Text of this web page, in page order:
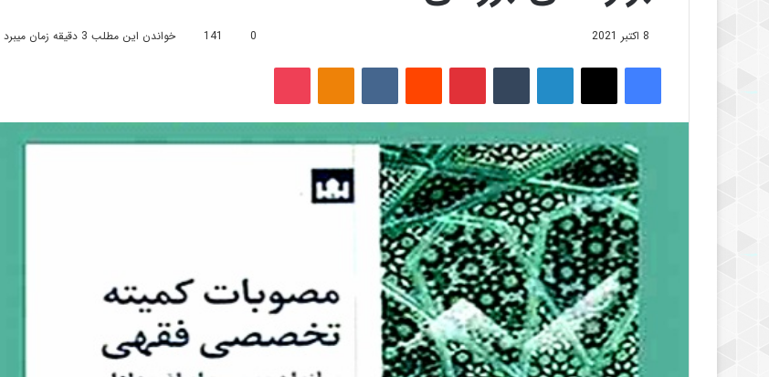
8 اکتبر 2021 0
141 خواندن این مطلب 3 دقیقه زمان میبرد
فیس بوک لینکدین ‫پین‌ترست ‫رددیت